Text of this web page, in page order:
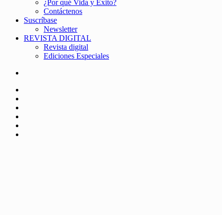
¿Por qué Vida y Éxito?
Contáctenos
Suscríbase
Newsletter
REVISTA DIGITAL
Revista digital
Ediciones Especiales